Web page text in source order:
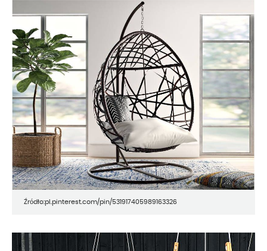
Źródło:pl.pinterest.com/pin/531917405989163326